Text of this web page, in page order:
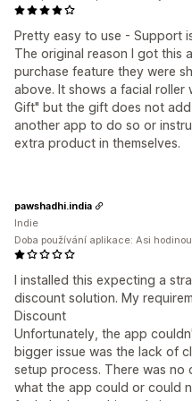
Pretty easy to use - Support
The original reason I got this
purchase feature they were
above. It shows a facial roller
Gift" but the gift does not
another app to do so or
extra product in themselves.
I installed this expecting a
discount solution. My
Discount
Unfortunately, the app
bigger issue was the lack of
setup process. There was
what the app could or could
pawshadhi.india
Indie
Doba používání aplikace: Asi hodinou